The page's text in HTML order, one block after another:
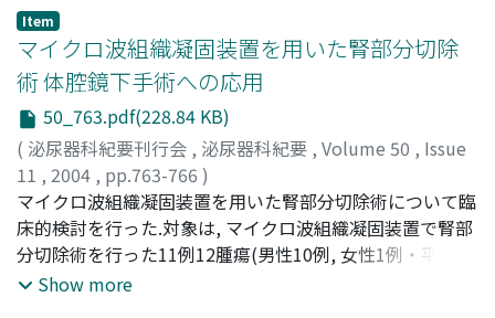
能亢進症により副甲状腺全摘出術(PTx)を受けた10名の患
者を対象として, 手術前後の各パラメーターの変化につい
て検討し, W-PTH, PTH ratioの有用性を検討した.その結
果, 1)健常者と透析患者の両群でW-PTHとI-PTHの間には
非常に強い相関を認めた(p<0.001).また透析患者群では,
ALP, BAP, BGP-IとW-PTHまたはI-PTHの間にそれぞれ有
意な相関を認めたが, PTH ratioと各骨代謝マーカーとの間
には相関を認めなかった.2)PTH ratioが1.0以上の患者群は
1.0未満の群よりも, W-PTH, I-PTH, BAP, BGP-Iは有意に高
値であったが, ratioが1.0以上の患者113名のうち51名はI-
PTHが100pg/ml以下であった.PTH ratioはPTx施行後に
Item
マイクロ波組織凝固装置を用いた腎部分切除
術 体腔鏡下手術への応用
50_763.pdf(228.84 KB)
( 泌尿器科紀要刊行会 , 泌尿器科紀要 , Volume 50 , Issue
11 , 2004 , pp.763-766 )
吉道, 丈;井上, 啓史;辛島, 尚;濱口, 卓也;時永, 賢治;鎌田,
雅行;小松, 文都;執印, 太郎;近澤, 成和;Yoshimichi, Jo;
Inoue, Keiji;Karashima, Takashi;Hamaguchi, Takuya
Tokinaga, Kenji
マイクロ波組織凝固装置を用いた腎部分切除術について臨
床的検討を行った.対象は, マイクロ波組織凝固装置で腎部
分切除術を行った11例12腫瘍(男性10例, 女性1例・平均年
齢61.0歳)で, 最近の4例では体腔鏡下で行った.手術時間は
Show more